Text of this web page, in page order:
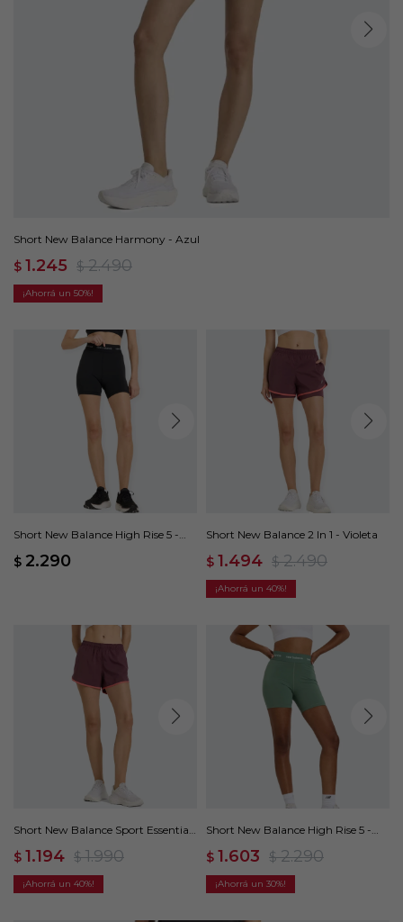
Short New Balance Harmony - Azul
$ 1.245 $ 2.490
50
Short New Balance High Rise 5 -
$ 2.290
Short New Balance 2 In 1 - Violeta
$ 1.494 $ 2.490
40
Short New Balance Sport Essentials
$ 1.194 $ 1.990
40
Short New Balance High Rise 5 -
$ 1.603 $ 2.290
30